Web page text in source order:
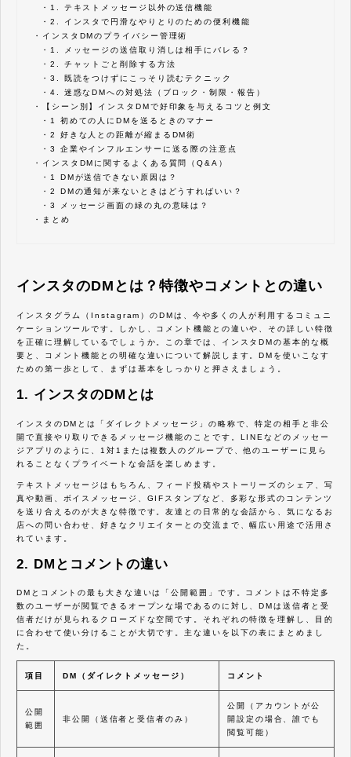
・ 1. テキストメッセージ以外の送信機能
・ 2. インスタで円滑なやりとりのための便利機能
・ インスタDMのプライバシー管理術
・ 1. メッセージの送信取り消しは相手にバレる？
・ 2. チャットごと削除する方法
・ 3. 既読をつけずにこっそり読むテクニック
・ 4. 迷惑なDMへの対処法（ブロック・制限・報告）
・
【シーン別】インスタDMで好印象を与えるコツと例文
・ 1 初めての人にDMを送るときのマナー
・ 2 好きな人との距離が縮まるDM術
・ 3 企業やインフルエンサーに送る際の注意点
・ インスタDMに関するよくある質問（Q&A）
・ 1 DMが送信できない原因は？
・ 2 DMの通知が来ないときはどうすればいい？
・ 3 メッセージ画面の緑の丸の意味は？
・
まとめ
インスタのDMとは？特徴やコメントとの違い
インスタグラム（Instagram）のDMは、今や多くの人が利用するコミュニ
ケーションツールです。しかし、コメント機能との違いや、その詳しい特徴
を正確に理解しているでしょうか。この章では、インスタDMの基本的な概
要と、コメント機能との明確な違いについて解説します。DMを使いこなす
ための第一歩として、まずは基本をしっかりと押さえましょう。
1. インスタのDMとは
インスタのDMとは「ダイレクトメッセージ」の略称で、特定の相手と非公
開で直接やり取りできるメッセージ機能のことです。LINEなどのメッセー
ジアプリのように、1対1または複数人のグループで、他のユーザーに見ら
れることなくプライベートな会話を楽しめます。
テキストメッセージはもちろん、フィード投稿やストーリーズのシェア、写
真や動画、ボイスメッセージ、GIFスタンプなど、多彩な形式のコンテンツ
を送り合えるのが大きな特徴です。友達との日常的な会話から、気になるお
店への問い合わせ、好きなクリエイターとの交流まで、幅広い用途で活用さ
れています。
2. DMとコメントの違い
DMとコメントの最も大きな違いは「公開範囲」です。コメントは不特定多
数のユーザーが閲覧できるオープンな場であるのに対し、DMは送信者と受
信者だけが見られるクローズドな空間です。それぞれの特徴を理解し、目的
に合わせて使い分けることが大切です。主な違いを以下の表にまとめまし
た。
項目 DM（ダイレクトメッセージ） コメント
公開
範囲
非公開（送信者と受信者のみ）
公開（アカウントが公
開設定の場合、誰でも
閲覧可能）